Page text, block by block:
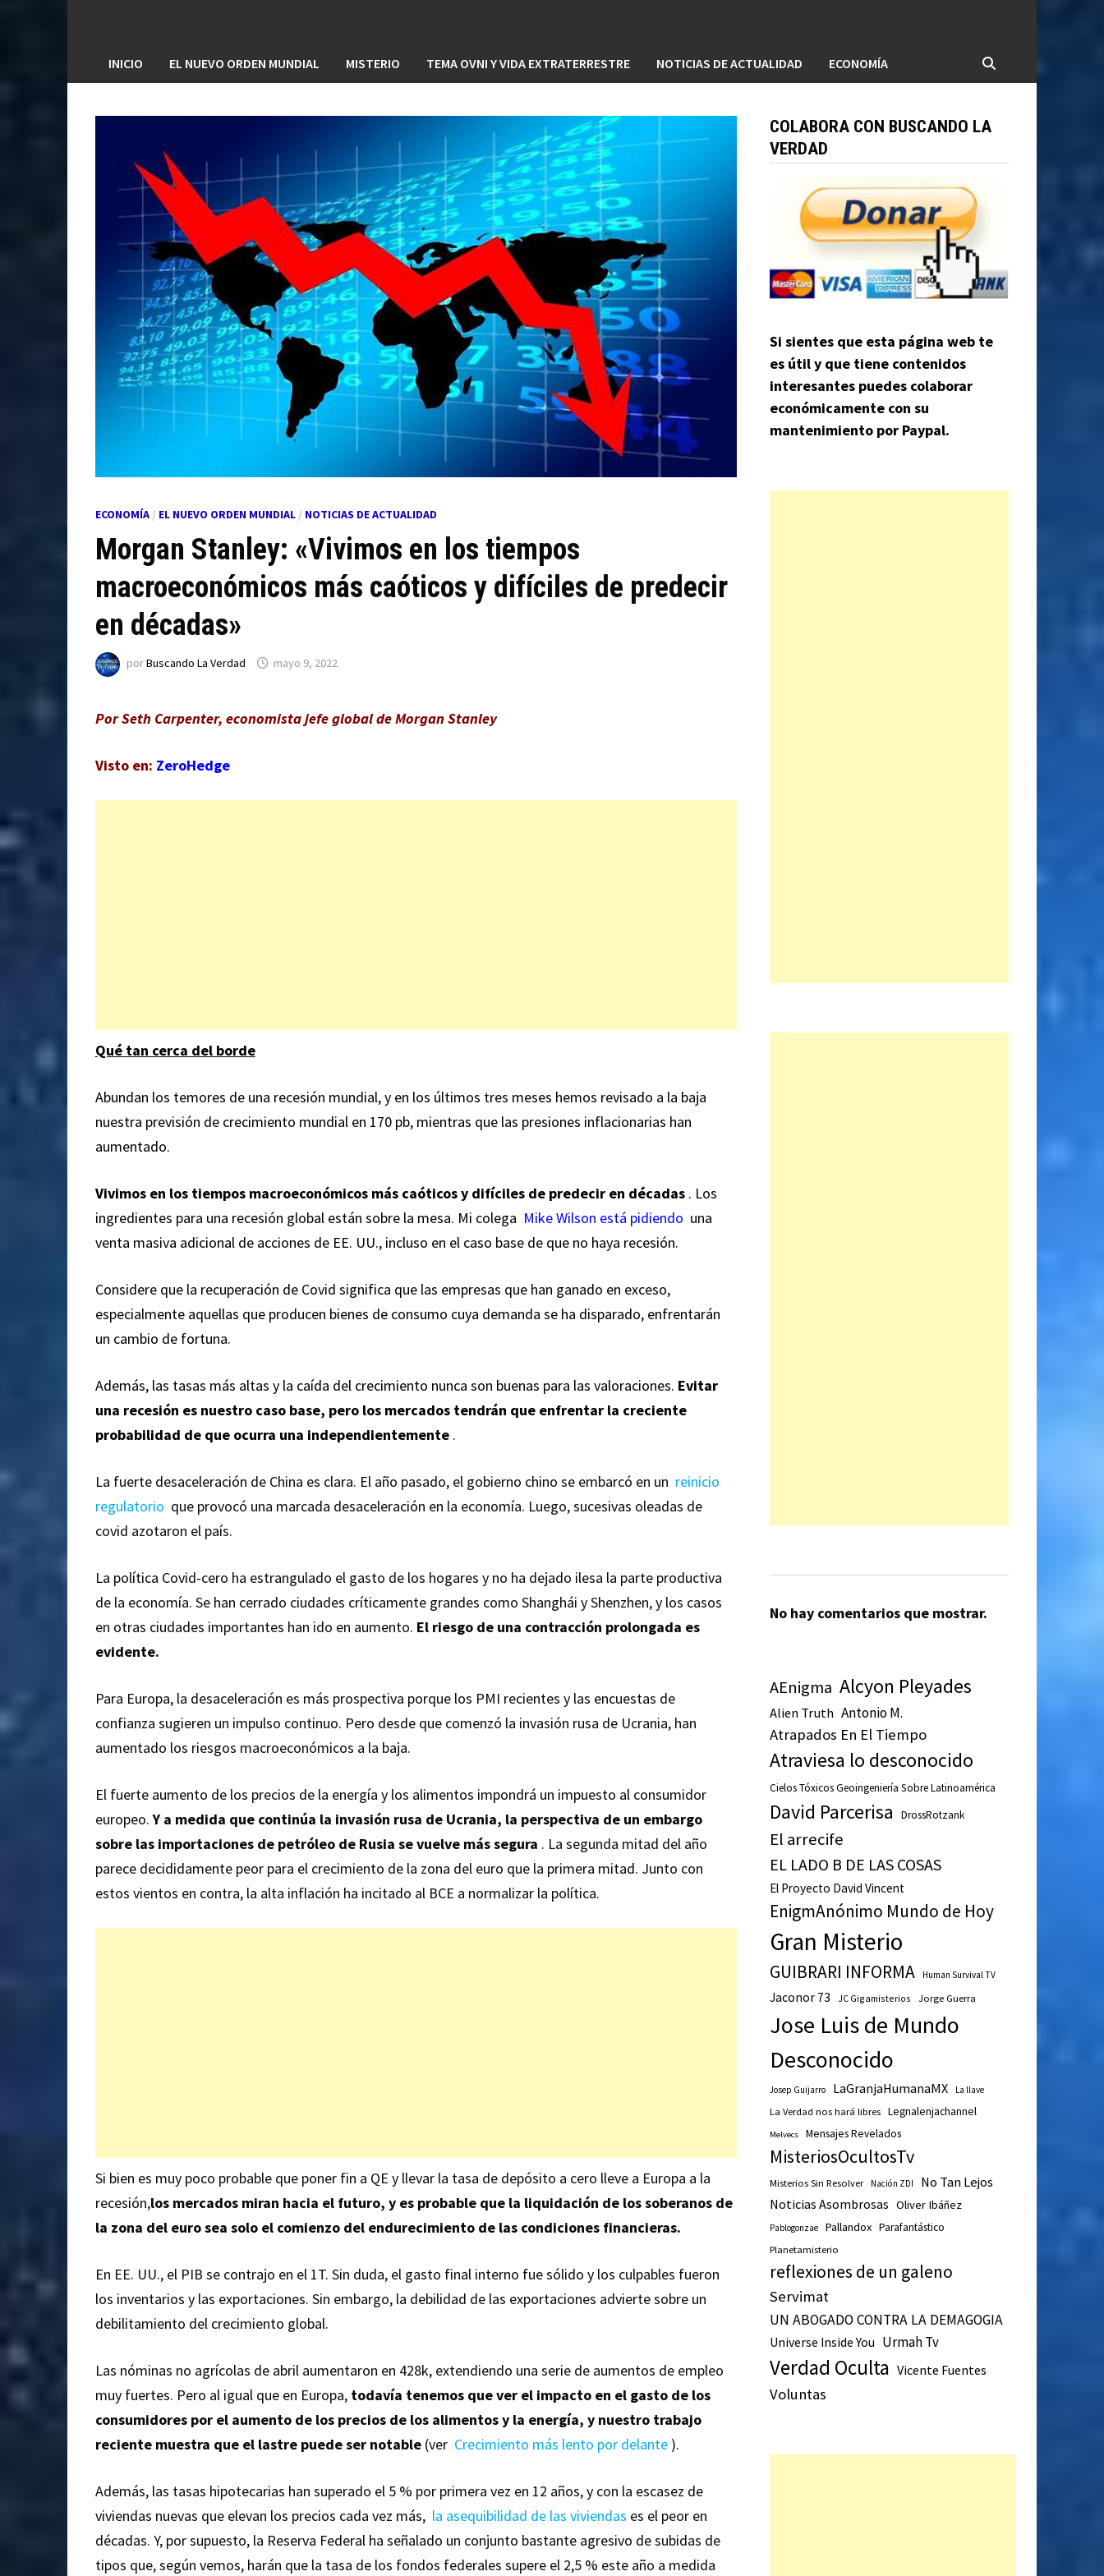
INICIO EL NUEVO ORDEN MUNDIAL MISTERIO TEMA OVNI Y VIDA EXTRATERRESTRE NOTICIAS DE ACTUALIDAD ECONOMÍA
ECONOMÍA/ EL NUEVO ORDEN MUNDIAL/ NOTICIAS DE ACTUALIDAD
Morgan Stanley: «Vivimos en los tiempos
macroeconómicos más caóticos y difíciles de predecir
en décadas»
porBuscando La Verdad mayo 9, 2022
Por Seth Carpenter, economista jefe global de Morgan Stanley
Visto en: ZeroHedge
Qué tan cerca del borde
Abundan los temores de una recesión mundial, y en los últimos tres meses hemos revisado a la baja
nuestra previsión de crecimiento mundial en 170 pb, mientras que las presiones inflacionarias han
aumentado.
Vivimos en los tiempos macroeconómicos más caóticos y difíciles de predecir en décadas. Los
ingredientes para una recesión global están sobre la mesa. Mi colega Mike Wilson está pidiendo una
venta masiva adicional de acciones de EE. UU., incluso en el caso base de que no haya recesión.
Considere que la recuperación de Covid significa que las empresas que han ganado en exceso,
especialmente aquellas que producen bienes de consumo cuya demanda se ha disparado, enfrentarán
un cambio de fortuna.
Además, las tasas más altas y la caída del crecimiento nunca son buenas para las valoraciones. Evitar
una recesión es nuestro caso base, pero los mercados tendrán que enfrentar la creciente
probabilidad de que ocurra una independientemente.
La fuerte desaceleración de China es clara. El año pasado, el gobierno chino se embarcó en un reinicio
regulatorio que provocó una marcada desaceleración en la economía. Luego, sucesivas oleadas de
covid azotaron el país.
La política Covid-cero ha estrangulado el gasto de los hogares y no ha dejado ilesa la parte productiva
de la economía. Se han cerrado ciudades críticamente grandes como Shanghái y Shenzhen, y los casos
en otras ciudades importantes han ido en aumento. El riesgo de una contracción prolongada es
evidente.
Para Europa, la desaceleración es más prospectiva porque los PMI recientes y las encuestas de
confianza sugieren un impulso continuo. Pero desde que comenzó la invasión rusa de Ucrania, han
aumentado los riesgos macroeconómicos a la baja.
El fuerte aumento de los precios de la energía y los alimentos impondrá un impuesto al consumidor
europeo.Y a medida que continúa la invasión rusa de Ucrania, la perspectiva de un embargo
sobre las importaciones de petróleo de Rusia se vuelve más segura . La segunda mitad del año
parece decididamente peor para el crecimiento de la zona del euro que la primera mitad. Junto con
estos vientos en contra, la alta inflación ha incitado al BCE a normalizar la política.
Si bien es muy poco probable que poner fin a QE y llevar la tasa de depósito a cero lleve a Europa a la
recesión,los mercados miran hacia el futuro, y es probable que la liquidación de los soberanos de
la zona del euro sea solo el comienzo del endurecimiento de las condiciones financieras.
En EE. UU., el PIB se contrajo en el 1T. Sin duda, el gasto final interno fue sólido y los culpables fueron
los inventarios y las exportaciones. Sin embargo, la debilidad de las exportaciones advierte sobre un
debilitamiento del crecimiento global.
Las nóminas no agrícolas de abril aumentaron en 428k, extendiendo una serie de aumentos de empleo
muy fuertes. Pero al igual que en Europa, todavía tenemos que ver el impacto en el gasto de los
consumidores por el aumento de los precios de los alimentos y la energía, y nuestro trabajo
reciente muestra que el lastre puede ser notable(ver Crecimiento más lento por delante).
Además, las tasas hipotecarias han superado el 5 % por primera vez en 12 años, y con la escasez de
viviendas nuevas que elevan los precios cada vez más, la asequibilidad de las viviendas es el peor en
décadas. Y, por supuesto, la Reserva Federal ha señalado un conjunto bastante agresivo de subidas de
tipos que, según vemos, harán que la tasa de los fondos federales supere el 2,5 % este año a medida
COLABORA CON BUSCANDO LA
VERDAD
Si sientes que esta página web te
es útil y que tiene contenidos
interesantes puedes colaborar
económicamente con su
mantenimiento por Paypal.
No hay comentarios que mostrar.
AEnigma Alcyon Pleyades
Alien Truth Antonio M.
Atrapados En El Tiempo
Atraviesa lo desconocido
Cielos Tóxicos Geoingeniería Sobre Latinoamérica
David Parcerisa DrossRotzank
El arrecife
EL LADO B DE LAS COSAS
El Proyecto David Vincent
EnigmAnónimo Mundo de Hoy
Gran Misterio
GUIBRARI INFORMA Human Survival TV
Jaconor 73 JC Gigamisterios Jorge Guerra
Jose Luis de Mundo
Desconocido
Josep Guijarro LaGranjaHumanaMX La llave
La Verdad nos hará libres Legnalenjachannel
Melvecs Mensajes Revelados
MisteriosOcultosTv
Misterios Sin Resolver Nación ZDI No Tan Lejos
Noticias Asombrosas Oliver Ibáñez
Pablogonzae Pallandox Parafantástico
Planetamisterio
reflexiones de un galeno
Servimat
UN ABOGADO CONTRA LA DEMAGOGIA
Universe Inside You Urmah Tv
Verdad Oculta Vicente Fuentes
Voluntas